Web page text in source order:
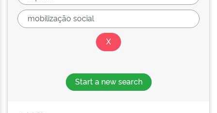
Start a new search